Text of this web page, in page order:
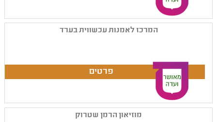
המרכז לאמנות עכשווית בערד
מוזיאון הרמן שטרוק